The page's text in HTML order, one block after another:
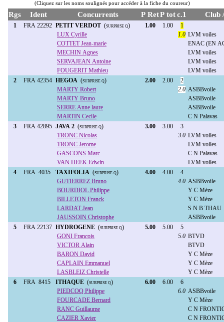
(Cliquez sur les noms soulignés pour accéder à la fiche du coureur)
Rgs Ident Concurrents P RetP totc.1 Club
1 FRA 22292 PETIT VERDOT (SURPRISE Q)
LUX Cyrille
COTTET Jean-marie
MECHIN Agnes
SERVAJEAN Antoine
FOUGERIT Mathieu
1.00 1.00
1
1.0 LVM voiles
ENAC (EN
LVM voiles
LVM voiles
LVM voiles
2
FRA 42354 HEGOA (SURPRISE Q)
MARTY Robert
MARTY Bruno
SERRE Anne laure
MARTIN Cecile
2.00 2.00
2
2.0 ASBBvoile
ASBBvoile
ASBBvoile
C N Palavas
3
FRA 42895 JAVA 2 (SURPRISE Q)
TRONC Nicolas
TRONC Jerome
GASCONS Marc
VAN HEEK Edwin
3.00 3.00
3
3.0 LVM voiles
LVM voiles
C N Palavas
LVM voiles
4
FRA 4035 TAXIFOLIA (SURPRISE Q)
GUTIERREZ Bruno
BOURDIOL Philippe
BILLETON Franck
LARDAT Jean
JAUSSOIN Christophe
4.00 4.00
4
4.0 ASBBvoile
Y C Mèze
Y C Mèze
S N B THAU
ASBBvoile
5
FRA 22137 HYDROGENE (SURPRISE Q)
GONI Francois
VICTOR Alain
BARON David
CAPLAIN Emmanuel
LASBLEIZ Christelle
5.00 5.00
5
5.0 BTVD
BTVD
Y C Mèze
Y C Mèze
Y C Mèze
6
FRA 8415 ITHAQUE (SURPRISE Q)
PIEDCOQ Philippe
FOURCADE Bernard
RANC Guillaume
CAZIER Xavier
6.00 6.00
6
6.0 ASBBvoile
Y C Mèze
C N
C N